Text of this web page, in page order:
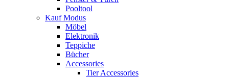
Pooltool
Kauf Modus
Möbel
Elektronik
Teppiche
Bücher
Accessories
Tier Accessories